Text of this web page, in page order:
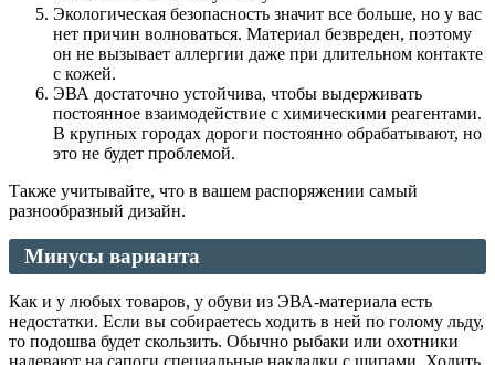
Экологическая безопасность значит все больше, но у вас
нет причин волноваться. Материал безвреден, поэтому
он не вызывает аллергии даже при длительном контакте
с кожей.
ЭВА достаточно устойчива, чтобы выдерживать
постоянное взаимодействие с химическими реагентами.
В крупных городах дороги постоянно обрабатывают, но
это не будет проблемой.
Также учитывайте, что в вашем распоряжении самый
разнообразный дизайн.
Минусы варианта
Как и у любых товаров, у обуви из ЭВА-материала есть
недостатки. Если вы собираетесь ходить в ней по голому льду,
то подошва будет скользить. Обычно рыбаки или охотники